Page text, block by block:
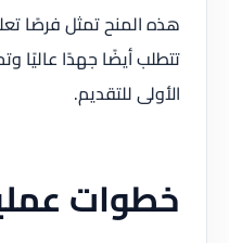
هذه المنح تمثل فرصًا
تتطلب أيضًا جهدًا عاليًا
الأولى للتقديم.
خطوات